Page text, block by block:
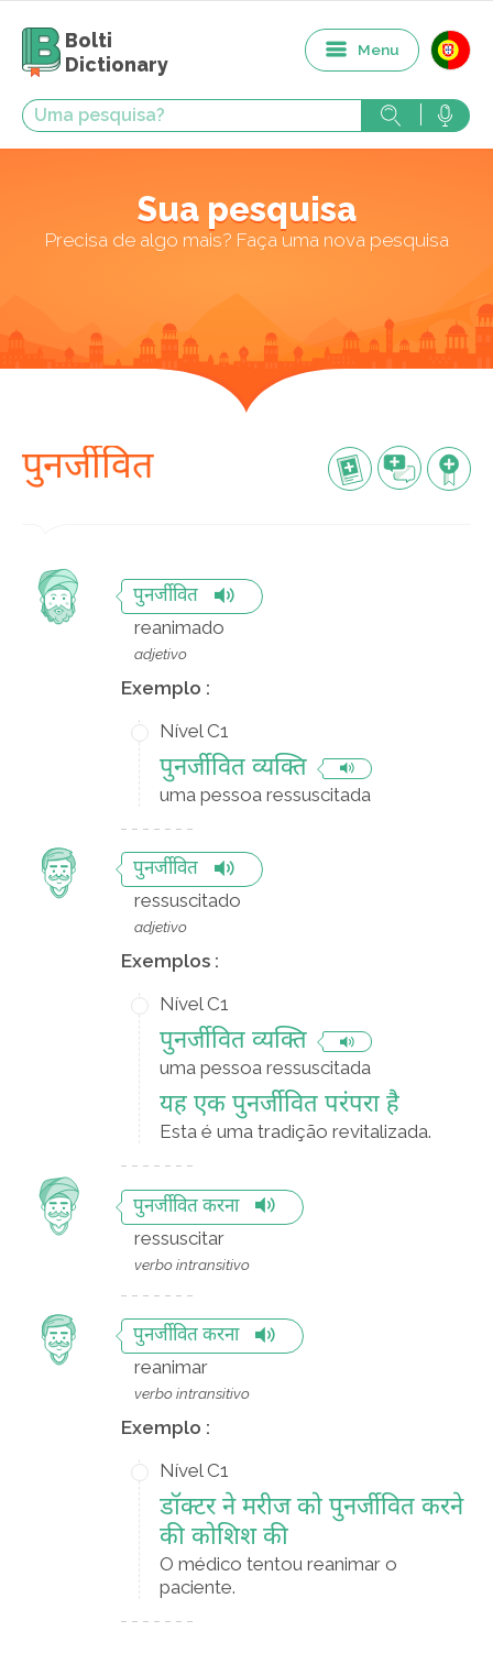
Bolti
Dictionary
Menu
Sua pesquisa
Precisa de algo mais? Faça uma nova pesquisa
पुनर्जीवित
पुनर्जीवित
reanimado
adjetivo
Exemplo :
Nível C1
पुनर्जीवित व्यक्ति
uma pessoa ressuscitada
पुनर्जीवित
ressuscitado
adjetivo
Exemplos :
Nível C1
पुनर्जीवित व्यक्ति
uma pessoa ressuscitada
यह एक पुनर्जीवित परंपरा है
Esta é uma tradição revitalizada.
पुनर्जीवित करना
ressuscitar
verbo intransitivo
पुनर्जीवित करना
reanimar
verbo intransitivo
Exemplo :
Nível C1
डॉक्टर ने मरीज को पुनर्जीवित करने
की कोशिश की
O médico tentou reanimar o
paciente.